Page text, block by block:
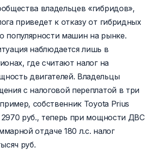
владельцев «гибридов»,
приведет к отказу от гибридных
популярности машин на рынке.
наблюдается лишь в
где считают налог на
двигателей. Владельцы
с налоговой переплатой в три
собственник Toyota Prius
руб., теперь при мощности ДВС
отдаче 180 л.с. налог
руб.